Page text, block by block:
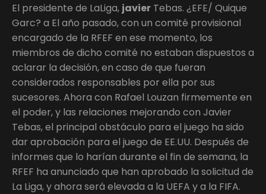
El presidente de LaLiga, javier Tebas. ¿EFE/ Quique
Garc? a El año pasado, con un comité provisional
encargado de la RFEF en ese momento, los
miembros de dicho comité no estaban dispuestos a
aclarar la decisión, en caso de que fueran
considerados responsables por ella por sus
sucesores. Ahora con Rafael Louzan firmemente en
el poder, y las relaciones mejorando con Javier
Tebas, el principal obstáculo para el juego ha sido
dar aprobación para el juego de EE.UU. Después de
informes que lo harían durante el fin de semana, la
RFEF ha anunciado que han aprobado la solicitud de
La Liga, y ahora será elevada a la UEFA y a la FIFA.